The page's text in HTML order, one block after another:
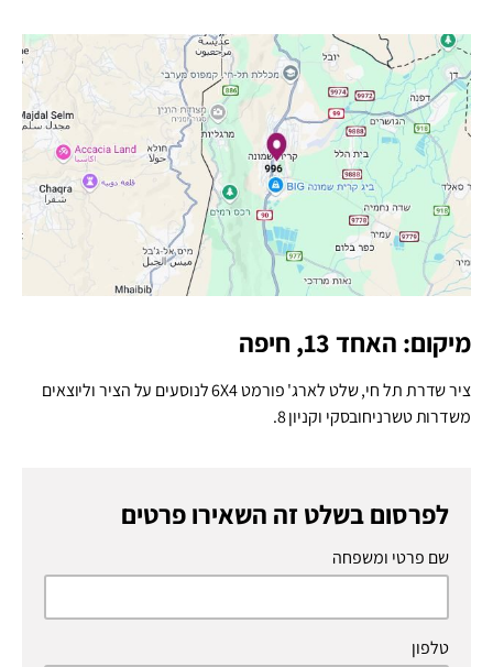
מיקום: האחד 13, חיפה
ציר שדרת תל חי, שלט לארג' פורמט 6X4 לנוסעים על הציר וליוצאים
משדרות טשרניחובסקי וקניון 8.
לפרסום בשלט זה השאירו פרטים
שם פרטי ומשפחה
טלפון